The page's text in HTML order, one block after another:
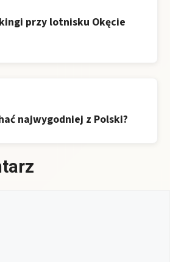
przy lotnisku Okęcie
najwygodniej z Polski?